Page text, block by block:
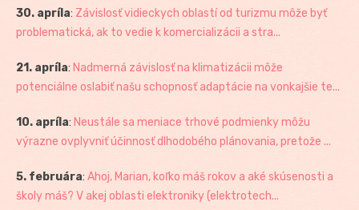
30. apríla: Závislosť vidieckych oblastí od turizmu môže byť
problematická, ak to vedie k komercializácii a stra...
21. apríla: Nadmerná závislosť na klimatizácii môže
potenciálne oslabiť našu schopnosť adaptácie na vonkajšie te...
10. apríla: Neustále sa meniace trhové podmienky môžu
výrazne ovplyvniť účinnosť dlhodobého plánovania, pretože ...
5. februára: Ahoj, Marian, koľko máš rokov a aké skúsenosti a
školy máš? V akej oblasti elektroniky (elektrotech...